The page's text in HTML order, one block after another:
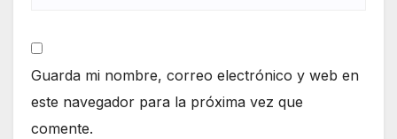
Guarda mi nombre, correo electrónico y web en
este navegador para la próxima vez que
comente.